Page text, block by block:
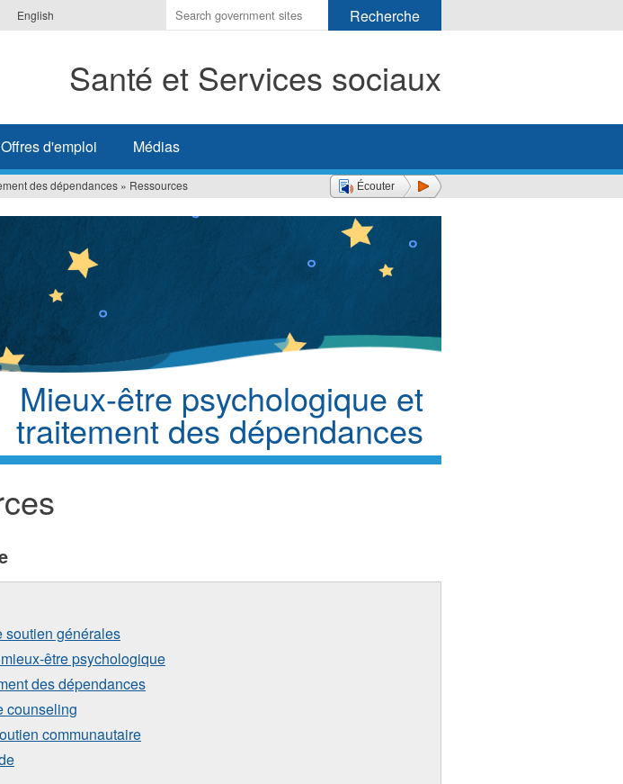
English
Indiquer
les
à
rechercher
Santé et Services sociaux
Offres d'emploi Médias
Écouter
des dépendances » Ressources
Mieux-être psychologique et
traitement des dépendances
soutien générales
être psychologique
des dépendances
counseling
communautaire